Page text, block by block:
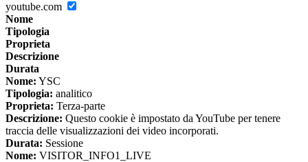
youtube.com
Nome
Tipologia
Proprieta
Descrizione
Durata
Nome: YSC
Tipologia: analitico
Proprieta: Terza-parte
Descrizione: Questo cookie è impostato da YouTube per tenere
traccia delle visualizzazioni dei video incorporati.
Durata: Sessione
Nome: VISITOR_INFO1_LIVE